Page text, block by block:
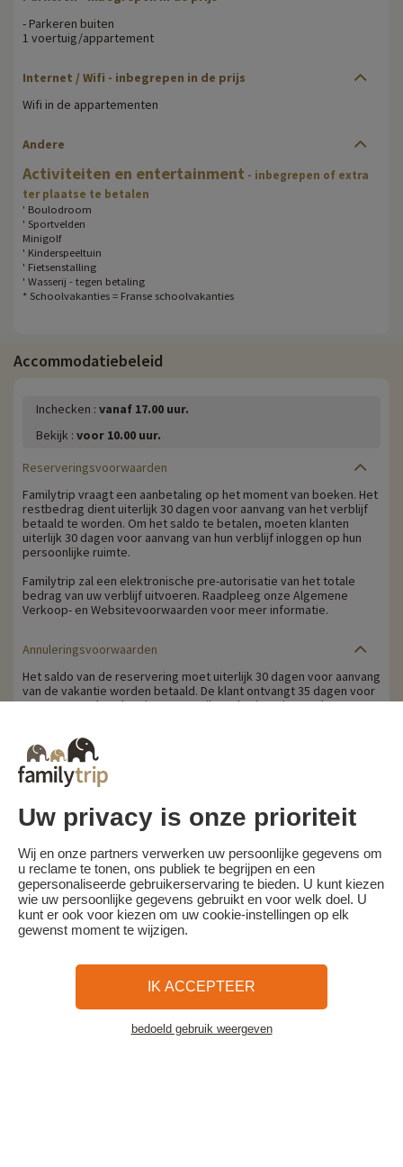
- Parkeren buiten
1 voertuig/appartement
Internet / Wifi - inbegrepen in de prijs
Wifi in de appartementen
Andere
Activiteiten en entertainment - inbegrepen of extra
ter plaatse te betalen
' Boulodroom
' Sportvelden
Minigolf
' Kinderspeeltuin
' Fietsenstalling
' Wasserij - tegen betaling
* Schoolvakanties = Franse schoolvakanties
Accommodatiebeleid
Inchecken : vanaf 17.00 uur.
Bekijk : voor 10.00 uur.
Reserveringsvoorwaarden
Familytrip vraagt een aanbetaling op het moment van boeken. Het
restbedrag dient uiterlijk 30 dagen voor aanvang van het verblijf
betaald te worden. Om het saldo te betalen, moeten klanten
uiterlijk 30 dagen voor aanvang van hun verblijf inloggen op hun
persoonlijke ruimte.
Familytrip zal een elektronische pre-autorisatie van het totale
bedrag van uw verblijf uitvoeren. Raadpleeg onze Algemene
Verkoop- en Websitevoorwaarden voor meer informatie.
Annuleringsvoorwaarden
Het saldo van de reservering moet uiterlijk 30 dagen voor aanvang
van de vakantie worden betaald. De klant ontvangt 35 dagen voor
aanvang van de vakantie per e-mail een herinnering om het
Annuleringskosten worden berekend op basis van de volgende
schaal:
- Annulering 30 dagen of meer voor aanvang van het verblijf:
aanbetaling behouden
- Annulering minder dan 30 dagen voor aanvang van het verblijf:
100% van de reissom.
Familytrip raadt u aan een annuleringsverzekering af te sluiten bij
haar partner AREAS Assurances. Schrijf je in op het moment van de
boeking of binnen 24 uur na de boeking per telefoon.
Algemene voorwaarden en privacybeleid
Wat de pers over ons te zeggen heeft
Kaart
Uw privacy is onze prioriteit
Wij en onze partners verwerken uw persoonlijke gegevens om
u reclame te tonen, ons publiek te begrijpen en een
gepersonaliseerde gebruikerservaring te bieden. U kunt kiezen
wie uw persoonlijke gegevens gebruikt en voor welk doel. U
kunt er ook voor kiezen om uw cookie-instellingen op elk
gewenst moment te wijzigen.
IK ACCEPTEER
bedoeld gebruik weergeven